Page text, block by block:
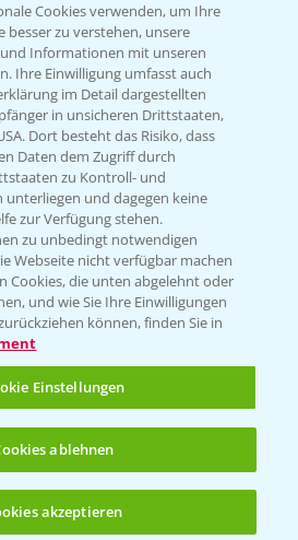
(noch 4)
30-20220
Sie uns
Datenschutzerklärung
GmbH
Cookies verwenden, um Ihre
besser zu verstehen, unsere
Informationen mit unseren
Ihre Einwilligung umfasst auch
im Detail dargestellten
in unsicheren Drittstaaten,
Dort besteht das Risiko, dass
Daten dem Zugriff durch
zu Kontroll- und
unterliegen und dagegen keine
zur Verfügung stehen.
zu unbedingt notwendigen
Webseite nicht verfügbar machen
Cookies, die unten abgelehnt oder
und wie Sie Ihre Einwilligungen
können, finden Sie in
Einstellungen
ablehnen
akzeptieren